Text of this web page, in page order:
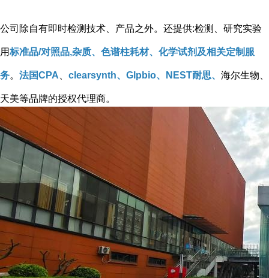
公司除自有即时检测技术、产品之外。还提供:检测、研究实验
用标准品/对照品,杂质、色谱柱耗材、化学试剂及相关定制服
务。 法国CPA clearsynth、Glpbio、NEST耐思、 海尔生物、
天美等品牌的授权代理商。